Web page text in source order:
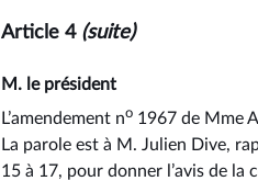
Article 4(suite)
M. le président
L’amendement no 1967 de Mme
La parole est à M. Julien Dive,
15 à 17, pour donner l’avis de la